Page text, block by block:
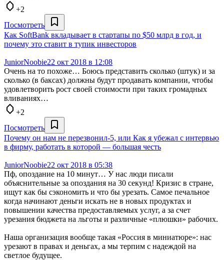
+2
Посмотреть
Как SoftBank вкладывает в стартапы по $50 млрд в год, и
почему это ставит в тупик инвесторов
JuniorNoobie22 окт 2018 в 12:08
Очень на то похоже… Боюсь представить сколько (штук) и за
сколько (в баксах) должны будут продавать компании, чтобы
удовлетворить рост своей стоимости при таких громадных
вливаниях…
+2
Посмотреть
Почему он нам не перезвонил-5, или Как я убежал с интервью
в фирму, работать в которой — большая честь
JuniorNoobie22 окт 2018 в 05:38
Пф, опоздание на 10 минут… У нас люди писали
объяснительные за опоздания на 30 секунд! Кризис в стране,
ищут как бы сэкономить и что бы урезать. Самое печальное
когда начинают деньги искать не в новых продуктах и
повышении качества предоставляемых услуг, а за счет
урезания бюджета на льготы и различные «плюшки» рабочих.
Наша организация вообще такая «Россия в миниатюре»: нас
урезают в правах и деньгах, а мы терпим с надеждой на
светлое будущее.